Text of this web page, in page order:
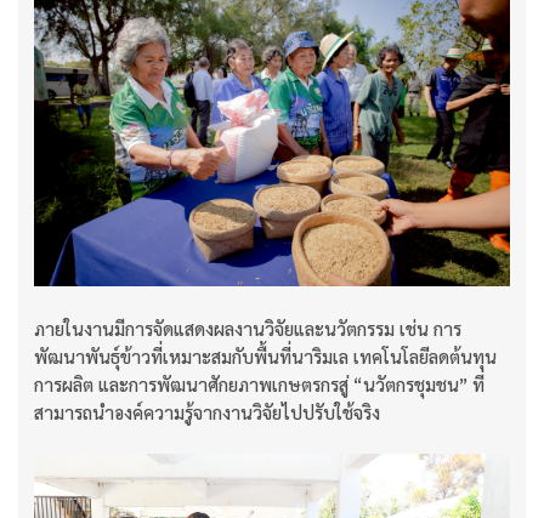
ภายในงานมีการจัดแสดงผลงานวิจัยและนวัตกรรม เช่น การ
พัฒนาพันธุ์ข้าวที่เหมาะสมกับพื้นที่นาริมเล เทคโนโลยีลดต้นทุน
การผลิต และการพัฒนาศักยภาพเกษตรกรสู่ “นวัตกรชุมชน” ที่
สามารถนำองค์ความรู้จากงานวิจัยไปปรับใช้จริง